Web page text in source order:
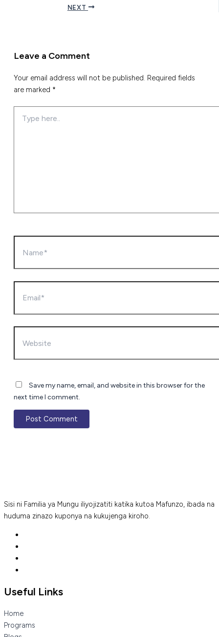
NEXT
Leave a Comment
Your email address will not be published. Required fields
are marked *
here..
Save my name, email, and website in this browser for the
next time I comment.
Sisi ni Familia ya Mungu iliyojizatiti katika kutoa Mafunzo, ibada na
huduma zinazo kuponya na kukujenga kiroho.
Useful Links
Home
Programs